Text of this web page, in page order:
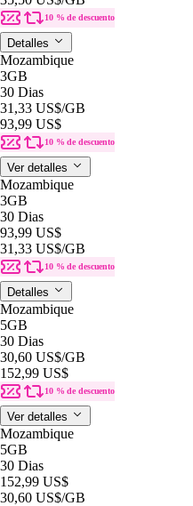
10 % de descuento
Detalles
Mozambique
3GB
30 Dias
31,33 US$/GB
93,99 US$
10 % de descuento
Ver detalles
Mozambique
3GB
30 Dias
93,99 US$
31,33 US$/GB
10 % de descuento
Detalles
Mozambique
5GB
30 Dias
30,60 US$/GB
152,99 US$
10 % de descuento
Ver detalles
Mozambique
5GB
30 Dias
152,99 US$
30,60 US$/GB